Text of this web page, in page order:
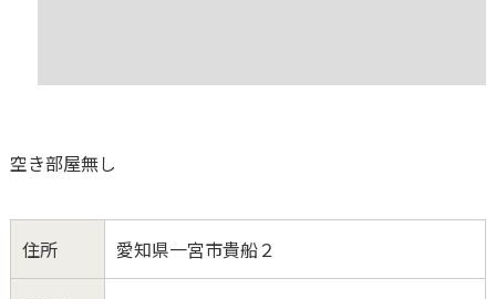
空き部屋無し
住所 愛知県一宮市貴船２